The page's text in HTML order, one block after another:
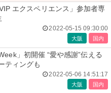
エクスペリエンス」参加者専
2022-05-15 09:30:00
大阪 国内
」初開催 “愛や感謝”伝える
ティングも
2022-05-06 14:51:17
大阪 国内